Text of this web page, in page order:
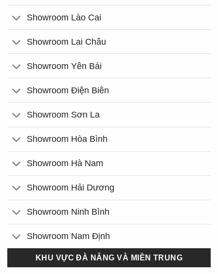
Showroom Lào Cai
Showroom Lai Châu
Showroom Yên Bái
Showroom Điện Biên
Showroom Sơn La
Showroom Hòa Bình
Showroom Hà Nam
Showroom Hải Dương
Showroom Ninh Bình
Showroom Nam Định
KHU VỰC ĐÀ NẴNG VÀ MIỀN TRUNG